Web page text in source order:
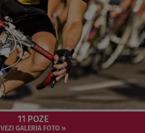
11 POZE
VEZI GALERIA FOTO »